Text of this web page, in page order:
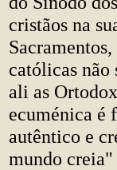
cristãos na
católicas
ali as
ecuménica é
autêntico e
mundo creia"